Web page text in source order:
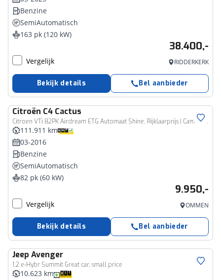
Benzine
SemiAutomatisch
163 pk (120 kW)
38.400,-
Vergelijk RIDDERKERK
Bekijk details Bel aanbieder
Citroën C4 Cactus
Citroen VTi 82PK Airdream ETG Automaat Shine, Rijklaarprijs | Camera | Navigatie | Lichtmetalen wielen
111.911 km
03-2016
Benzine
SemiAutomatisch
82 pk (60 kW)
9.950,-
Vergelijk OMMEN
Bekijk details Bel aanbieder
Jeep Avenger
1.2 e-Hybr Summit Great car, small price
10.623 km